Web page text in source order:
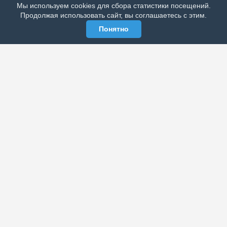
МЫ В СОЦСЕТЯХ
Мы используем cookies для сбора статистики посещений.
Продолжая использовать сайт, вы соглашаетесь с этим.
Понятно